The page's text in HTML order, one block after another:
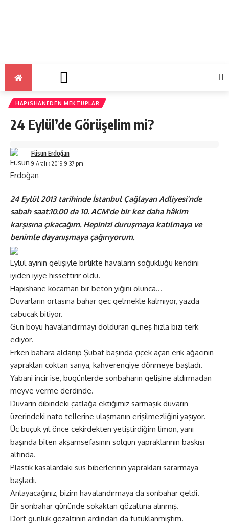
HAPISHANEDEN MEKTUPLAR
24 Eylül’de Görüşelim mi?
9 Aralık 2019 9:37 pm
Füsun Erdoğan
24 Eylül 2013 tarihinde İstanbul Çağlayan Adliyesi’nde
sabah saat:10.00 da 10. ACM’de bir kez daha hâkim
karşısına çıkacağım. Hepinizi duruşmaya katılmaya ve
benimle dayanışmaya çağırıyorum.
Eylül ayının gelişiyle birlikte havaların soğukluğu kendini
iyiden iyiye hissettirir oldu.
Hapishane kocaman bir beton yığını olunca…
Duvarların ortasına bahar geç gelmekle kalmıyor, yazda
çabucak bitiyor.
Gün boyu havalandırmayı dolduran güneş hızla bizi terk
ediyor.
Erken bahara aldanıp Şubat başında çiçek açan erik ağacının
yaprakları çoktan sarıya, kahverengiye dönmeye başladı.
Yabani incir ise, bugünlerde sonbaharın gelişine aldırmadan
meyve verme derdinde.
Duvarın dibindeki çatlağa ektiğimiz sarmaşık duvarın
üzerindeki nato tellerine ulaşmanın erişilmezliğini yaşıyor.
Üç buçuk yıl önce çekirdekten yetiştirdiğim limon, yanı
başında biten akşamsefasının solgun yapraklarının baskısı
altında.
Plastik kasalardaki süs biberlerinin yaprakları sararmaya
başladı.
Anlayacağınız, bizim havalandırmaya da sonbahar geldi.
Bir sonbahar gününde sokaktan gözaltına alınmış.
Dört günlük gözaltının ardından da tutuklanmıştım.